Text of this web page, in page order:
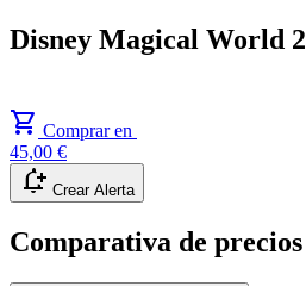
Disney Magical World 2
shopping_cart Comprar en
45,00 €
notification_add Crear Alerta
Comparativa de precios